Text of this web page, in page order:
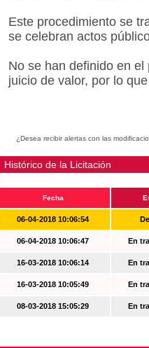
Este procedimiento se
se celebran actos
No se han definido en
juicio de valor, por lo
¿Desea recibir alertas con las
Histórico de la Licitación
Fecha
06-04-2018 10:06:54
06-04-2018 10:06:47 En
16-03-2018 10:06:14 En
16-03-2018 10:05:49 En
08-03-2018 15:05:29 En